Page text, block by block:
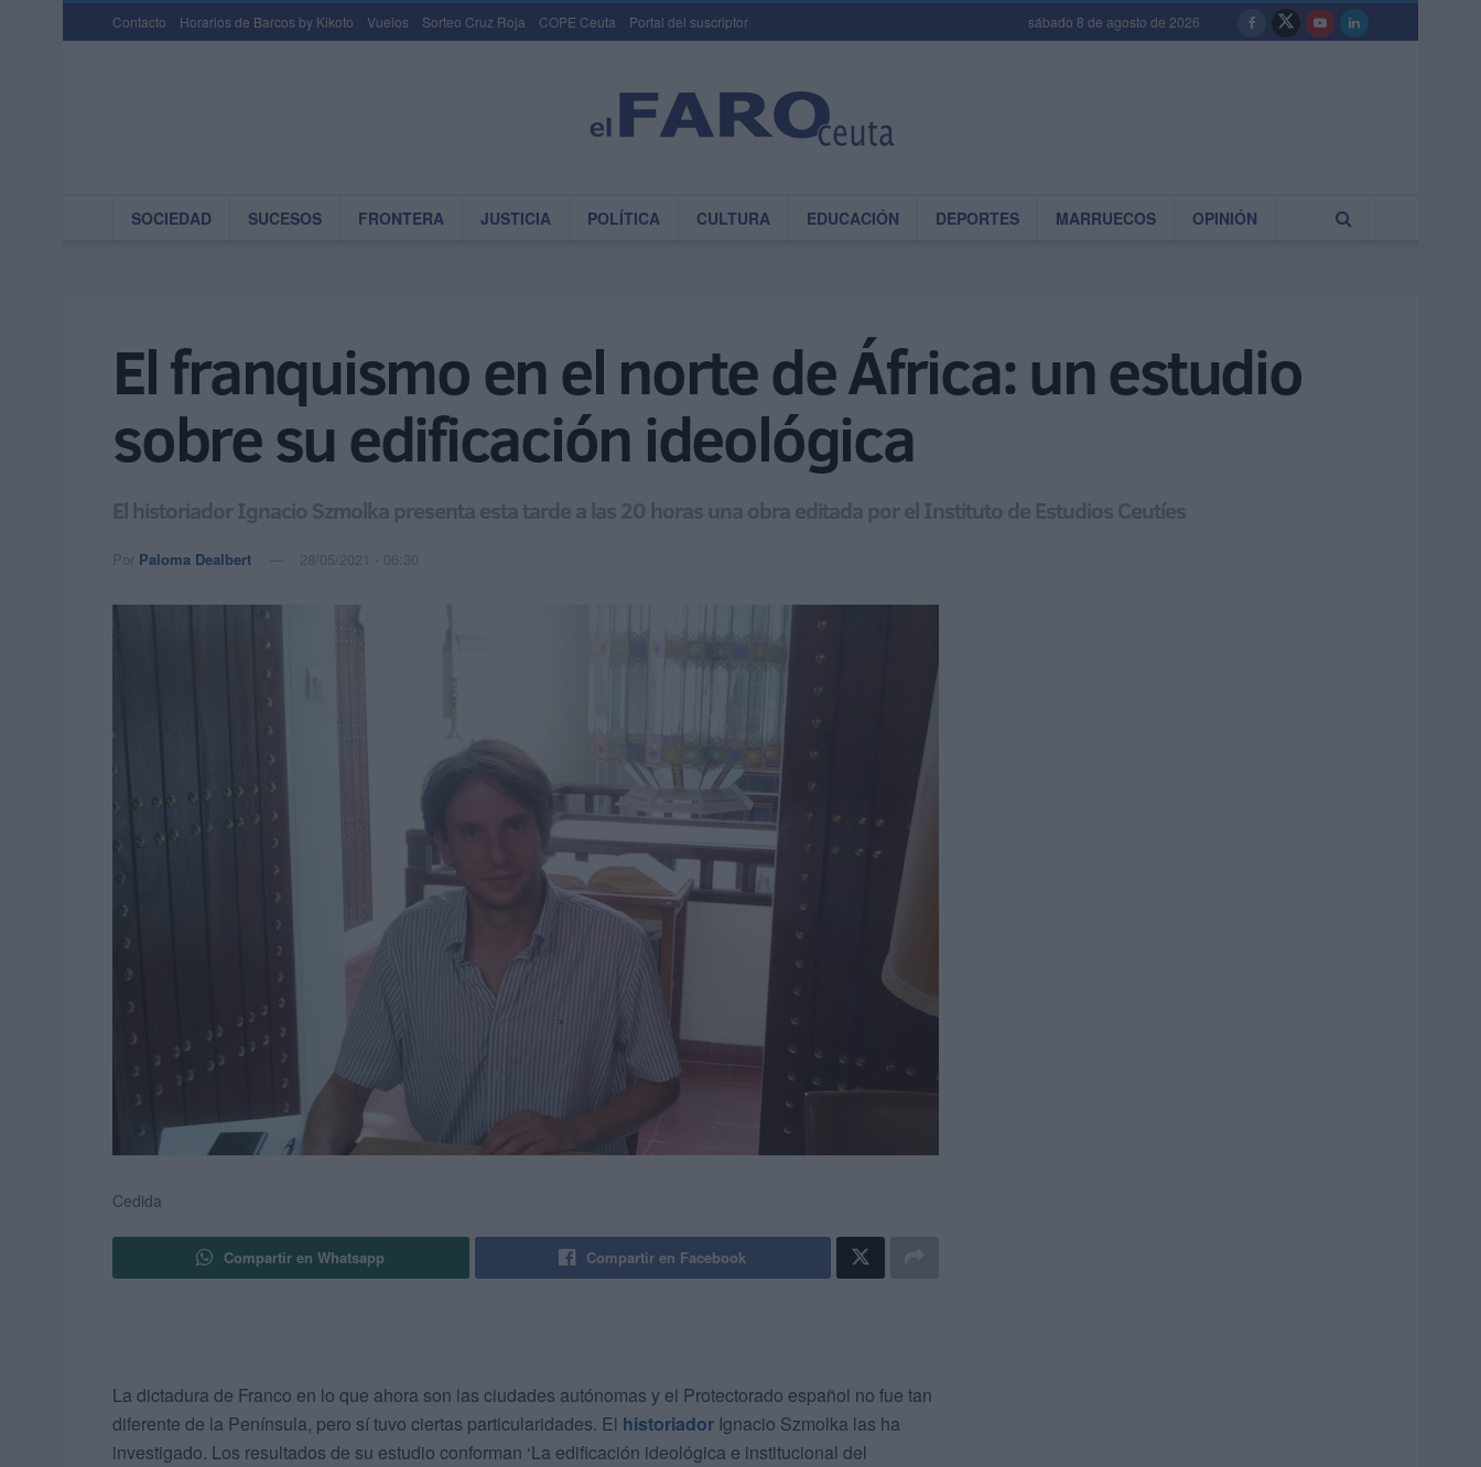
Contacto Horarios de Barcos by Kikoto Vuelos Sorteo Cruz Roja COPE Ceuta Portal del suscriptor sábado 8 de agosto de 2026
SOCIEDAD SUCESOS FRONTERA JUSTICIA POLÍTICA CULTURA EDUCACIÓN DEPORTES MARRUECOS OPINIÓN
El franquismo en el norte de África: un estudio
sobre su edificación ideológica
El historiador Ignacio Szmolka presenta esta tarde a las 20 horas una obra editada por el Instituto de Estudios Ceutíes
Por Paloma Dealbert 28/05/2021 - 06:30
Cedida
Compartir en Whatsapp Compartir en Facebook
La dictadura de Franco en lo que ahora son las ciudades autónomas y el Protectorado español no fue tan
diferente de la Península, pero sí tuvo ciertas particularidades. El historiador Ignacio Szmolka las ha
investigado. Los resultados de su estudio conforman ‘La edificación ideológica e institucional del